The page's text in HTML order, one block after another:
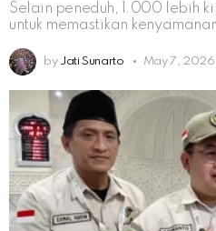
Selain peneduh, 1.000 lebih
untuk memastikan
by Jati Sunarto May 7,